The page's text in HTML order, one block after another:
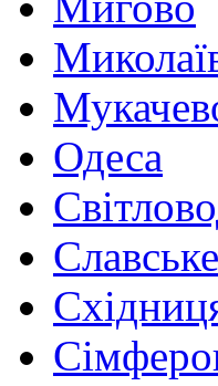
Одеса
Славське